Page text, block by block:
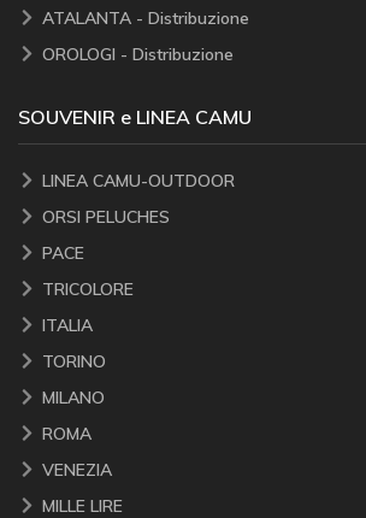
ATALANTA - Distribuzione
OROLOGI - Distribuzione
SOUVENIR e LINEA CAMU
LINEA CAMU-OUTDOOR
ORSI PELUCHES
PACE
TRICOLORE
ITALIA
TORINO
MILANO
ROMA
VENEZIA
MILLE LIRE